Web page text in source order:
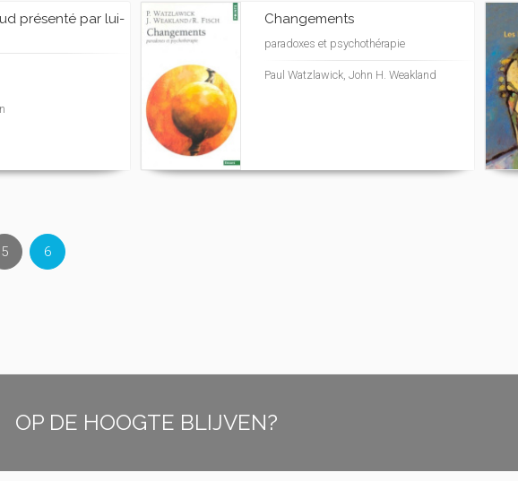
présenté par lui-
Changements
paradoxes et psychothérapie
Paul Watzlawick, John H. Weakland
5 6
OP DE HOOGTE BLIJVEN?